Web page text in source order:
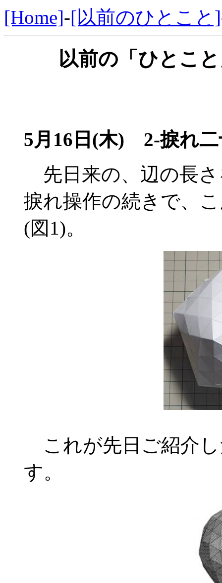
[Home]-[以前のひとこと]
以前の「ひとこ
5月16日(木) 2-捩れ二
先日来の、辺の長
捩れ操作の続きで、
(図1)。
これが先日ご紹介し
す。